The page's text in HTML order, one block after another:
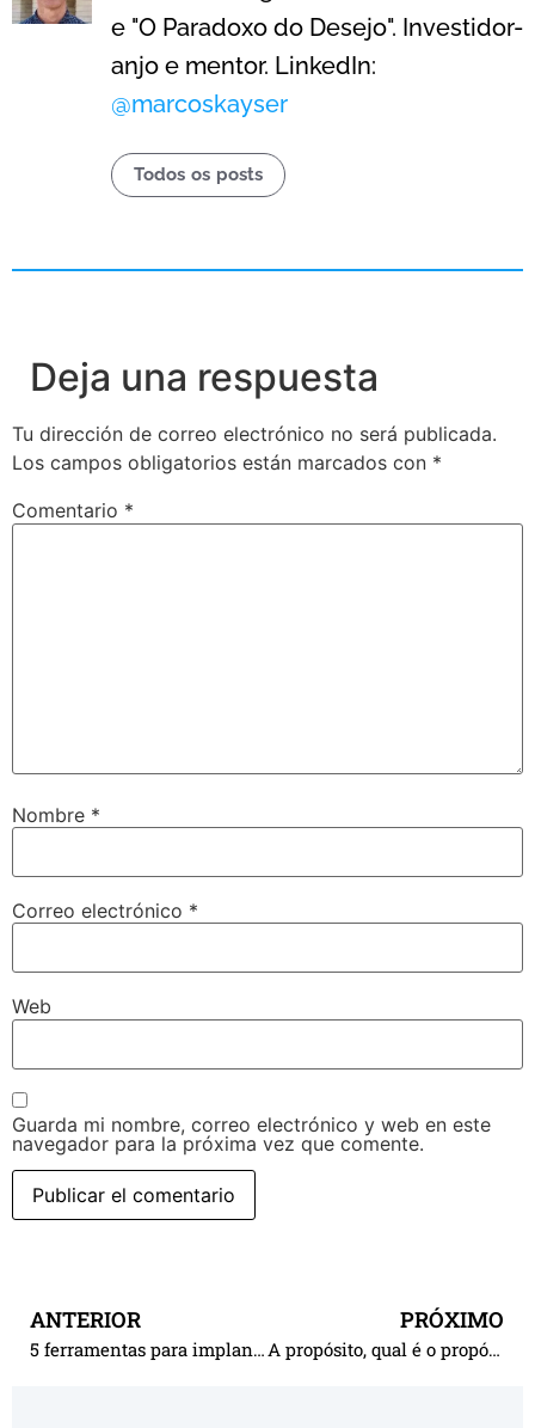
e "O Paradoxo do Desejo". Investidor-
anjo e mentor. LinkedIn:
@marcoskayser
Todos os posts
Deja una respuesta
Tu dirección de correo electrónico no será publicada.
Los campos obligatorios están marcados con *
Comentario *
Nombre *
Correo electrónico *
Web
Guarda mi nombre, correo electrónico y web en este
navegador para la próxima vez que comente.
ANTERIOR
5 ferramentas para implantar o planejamento estratégico nas indústrias
PRÓXIMO
A propósito, qual é o propósito?